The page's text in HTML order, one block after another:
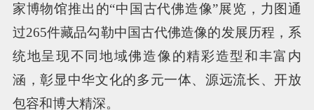
家博物馆推出的“中国古代佛造像”展览，力图通
过265件藏品勾勒中国古代佛造像的发展历程，系
统地呈现不同地域佛造像的精彩造型和丰富内
涵，彰显中华文化的多元一体、源远流长、开放
包容和博大精深。